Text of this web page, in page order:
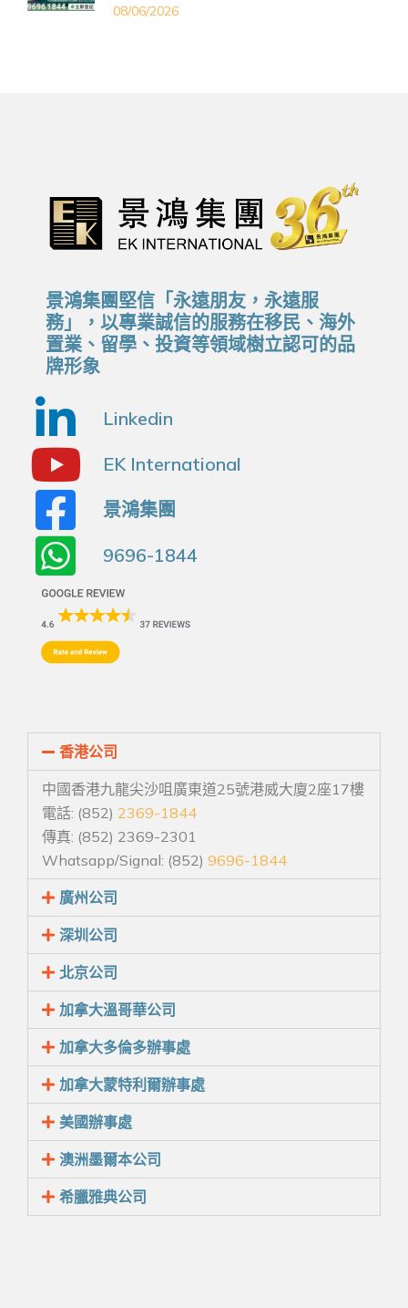
08/06/2026
景鴻集團堅信「永遠朋友，永遠服
務」，以專業誠信的服務在移民、海外
置業、留學、投資等領域樹立認可的品
牌形象
Linkedin
EK International
景鴻集團
9696-1844
香港公司
中國香港九龍尖沙咀廣東道25號港威大廈2座17樓
電話: (852) 2369-1844
傳真: (852) 2369-2301
Whatsapp/Signal: (852) 9696-1844
廣州公司
深圳公司
北京公司
加拿大溫哥華公司
加拿大多倫多辦事處
加拿大蒙特利爾辦事處
美國辦事處
澳洲墨爾本公司
希臘雅典公司